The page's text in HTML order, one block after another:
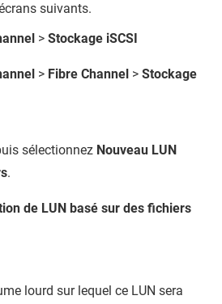
suivants.
> Stockage iSCSI
> Fibre Channel > Stockage
sélectionnez Nouveau LUN
.
de LUN basé sur des fichiers
lourd sur lequel ce LUN sera